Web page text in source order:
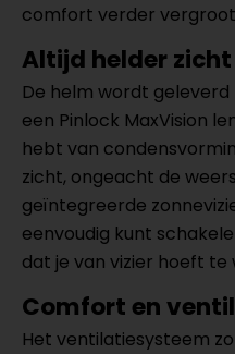
comfort verder
Altijd helder
De helm wordt
een Pinlock MaxVision
hebt van
zicht, ongeacht de
geïntegreerde
eenvoudig kunt
dat je van vizier hoeft te
Comfort en
Het ventilatiesysteem